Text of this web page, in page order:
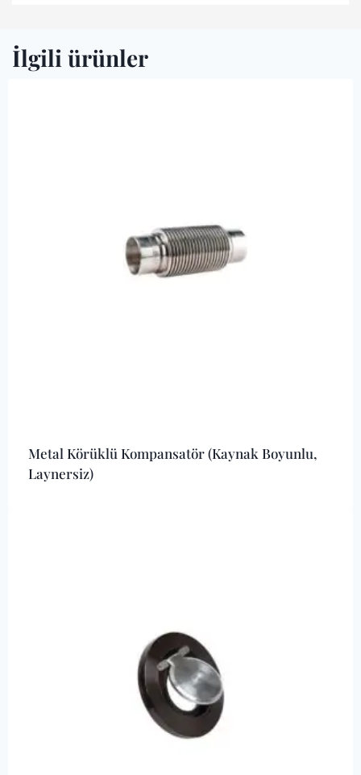
İlgili ürünler
Metal Körüklü Kompansatör (Kaynak Boyunlu,
Laynersiz)